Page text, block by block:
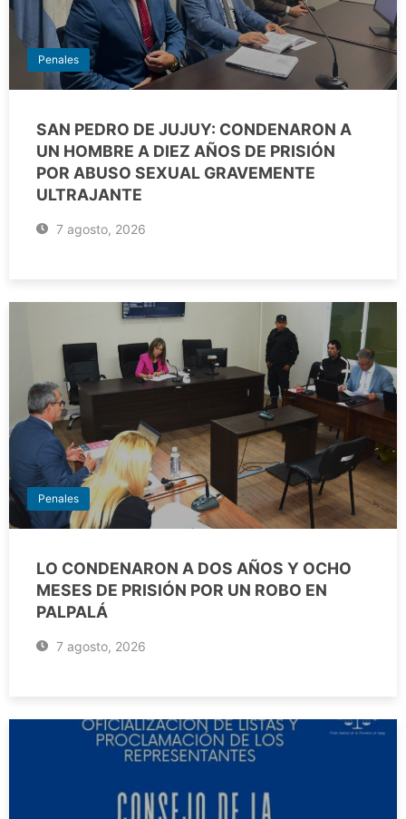
Penales
SAN PEDRO DE JUJUY: CONDENARON A
UN HOMBRE A DIEZ AÑOS DE PRISIÓN
POR ABUSO SEXUAL GRAVEMENTE
ULTRAJANTE
7 agosto, 2026
Penales
LO CONDENARON A DOS AÑOS Y OCHO
MESES DE PRISIÓN POR UN ROBO EN
PALPALÁ
7 agosto, 2026